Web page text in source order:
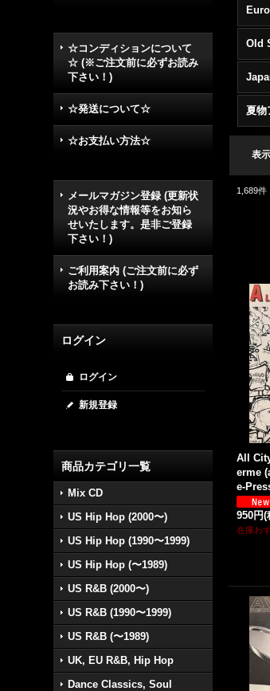
☆コンディションについて
☆ (※ご注文前に必ずお読み
下さい！)
☆発送について☆
☆お支払い方法☆
メールマガジン登録 (更新状
況やお得な情報等をお知ら
せいたします。是非ご登録
下さい！)
ご利用案内 (ご注文前に必ず
お読み下さい！)
ログイン
ログイン
新規登録
商品カテゴリ一覧
Mix CD
US Hip Hop (2000〜)
US Hip Hop (1990〜1999)
US Hip Hop (〜1989)
US R&B (2000〜)
US R&B (1990〜1999)
US R&B (〜1989)
UK, EU R&B, Hip Hop
Dance Classics, Soul
Old
夏物
表
1,689件
All
erme
e-
950円(
在庫わ